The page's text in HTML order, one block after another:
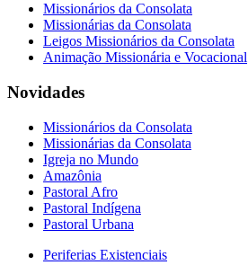
Missionários da Consolata
Missionárias da Consolata
Leigos Missionários da Consolata
Animação Missionária e Vocacional
Novidades
Missionários da Consolata
Missionárias da Consolata
Igreja no Mundo
Amazônia
Pastoral Afro
Pastoral Indígena
Pastoral Urbana
Periferias Existenciais